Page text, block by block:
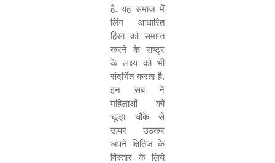
है. यह समाज में
लिंग आधारित
हिंसा को समाप्त
करने के राष्ट्र
के लक्ष्य को भी
संदर्भित करता है.
इन सब ने
महिलाओं को
चूल्हा चौके से
ऊपर उठकर
अपने क्षितिज के
विस्तार के लिये